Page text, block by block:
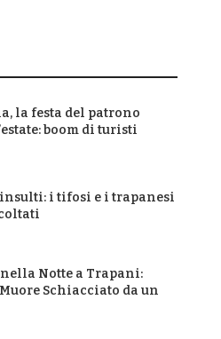
la festa del patrono
boom di turisti
i tifosi e i trapanesi
Notte a Trapani:
Schiacciato da un